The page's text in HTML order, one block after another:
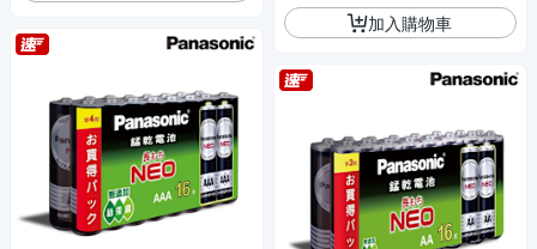
加入購物車